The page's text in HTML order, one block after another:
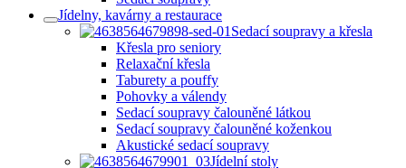
Jídelny, kavárny a restaurace
Sedací soupravy a křesla
Křesla pro seniory
Relaxační křesla
Taburety a pouffy
Pohovky a válendy
Sedací soupravy čalouněné látkou
Sedací soupravy čalouněné koženkou
Akustické sedací soupravy
Jídelní stoly